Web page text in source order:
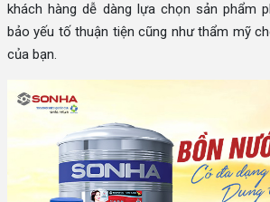
khách hàng dễ dàng lựa chọn sản phẩm
bảo yếu tố thuận tiện cũng như thẩm mỹ
của bạn.